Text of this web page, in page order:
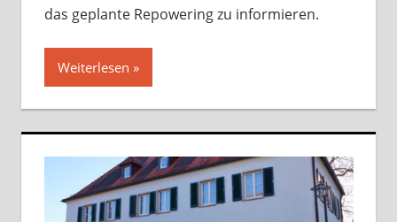
das geplante Repowering zu informieren.
Weiterlesen